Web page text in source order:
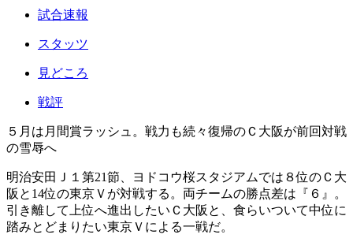
試合速報
スタッツ
見どころ
戦評
５月は月間賞ラッシュ。戦力も続々復帰のＣ大阪が前回対戦
の雪辱へ
明治安田Ｊ１第21節、ヨドコウ桜スタジアムでは８位のＣ大
阪と14位の東京Ｖが対戦する。両チームの勝点差は『６』。
引き離して上位へ進出したいＣ大阪と、食らいついて中位に
踏みとどまりたい東京Ｖによる一戦だ。